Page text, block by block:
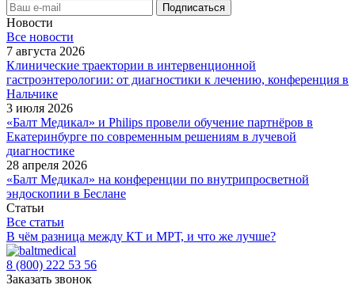
Новости
Все новости
7 августа 2026
Клинические траектории в интервенционной
гастроэнтерологии: от диагностики к лечению, конференция в
Нальчике
3 июля 2026
«Балт Медикал» и Philips провели обучение партнёров в
Екатеринбурге по современным решениям в лучевой
диагностике
28 апреля 2026
«Балт Медикал» на конференции по внутрипросветной
эндоскопии в Беслане
Статьи
Все статьи
В чём разница между КТ и МРТ, и что же лучше?
8 (800) 222 53 56
Заказать звонок